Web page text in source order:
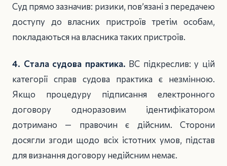
Суд прямо зазначив: ризики, пов’язані з передачею
доступу до власних пристроїв третім особам,
покладаються на власника таких пристроїв.
4. Стала судова практика. ВС підкреслив: у цій
категорії справ судова практика є незмінною.
Якщо процедуру підписання електронного
договору одноразовим ідентифікатором
дотримано — правочин є дійсним. Сторони
досягли згоди щодо всіх істотних умов, підстав
для визнання договору недійсним немає.